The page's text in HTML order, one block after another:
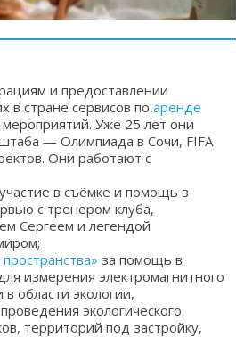
и предоставлении
стране сервисов по аренде
Уже 25 лет они
— Олимпиада в Сочи, FIFA
Они работают с
в съёмке и помощь в
с тренером клуба,
Сергеем и легендой
за помощь в
измерения электромагнитного
области экологии,
экологического
территорий под застройку,